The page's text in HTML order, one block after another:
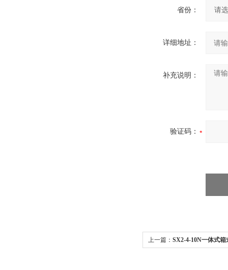
省份：
详细地址：
补充说明：
验证码：
上一篇： SX2-4-10N一体式箱